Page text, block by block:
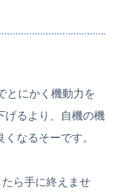
とにかく機動力を
げるより、自機の機
なるそーです。
ら手に終えませ